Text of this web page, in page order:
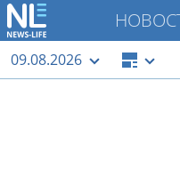
09.08.2026